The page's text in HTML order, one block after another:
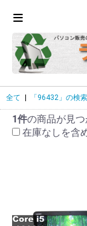
全て 「96432」の検
1件の商品が見
在庫なしを含